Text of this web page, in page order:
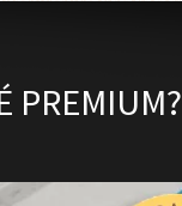
PREMIUM?